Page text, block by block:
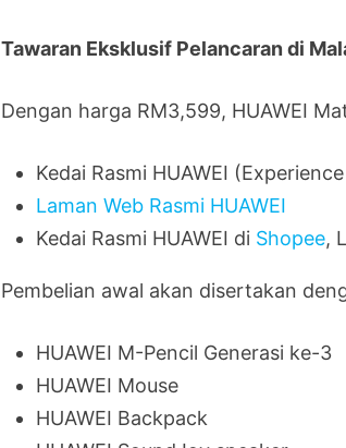
Tawaran Eksklusif Pelancaran di
Dengan harga RM3,599, HUAWEI
Kedai Rasmi HUAWEI
Laman Web Rasmi HUAWEI
Kedai Rasmi HUAWEI di Shopee,
Pembelian awal akan disertakan
HUAWEI M-Pencil Generasi ke-3
HUAWEI Mouse
HUAWEI Backpack